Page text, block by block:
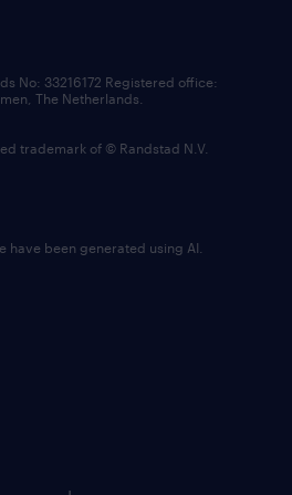
No: 33216172 Registered office:
The Netherlands.
trademark of © Randstad N.V.
have been generated using AI.